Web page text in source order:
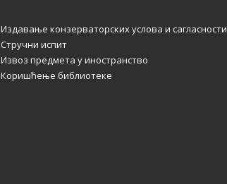
Издавање конзерваторских услова и сагласности
Стручни испит
Извоз предмета у иностранство
Коришћење библиотеке